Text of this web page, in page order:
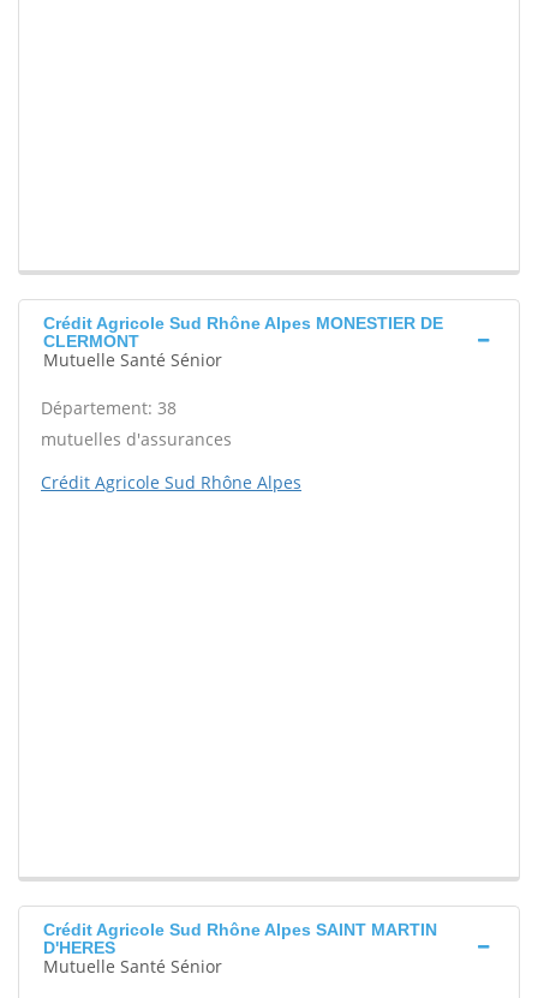
Crédit Agricole Sud Rhône Alpes MONESTIER DE
CLERMONT
Mutuelle Santé Sénior
Département: 38
mutuelles d'assurances
Crédit Agricole Sud Rhône Alpes
Crédit Agricole Sud Rhône Alpes SAINT MARTIN
D'HERES
Mutuelle Santé Sénior